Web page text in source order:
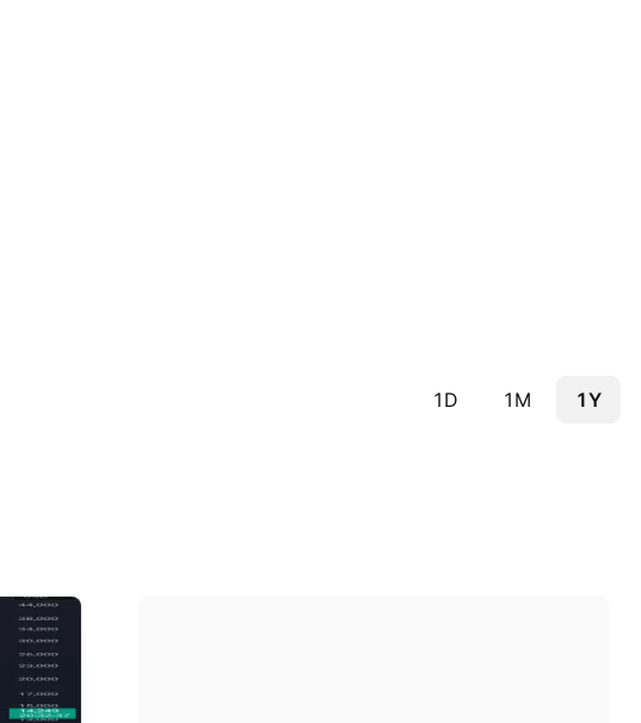
1D 1M 1Y